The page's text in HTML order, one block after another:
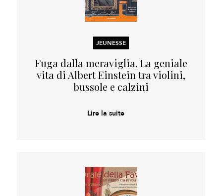
JEUNESSE
Fuga dalla meraviglia. La geniale
vita di Albert Einstein tra violini,
bussole e calzini
Lire la suite